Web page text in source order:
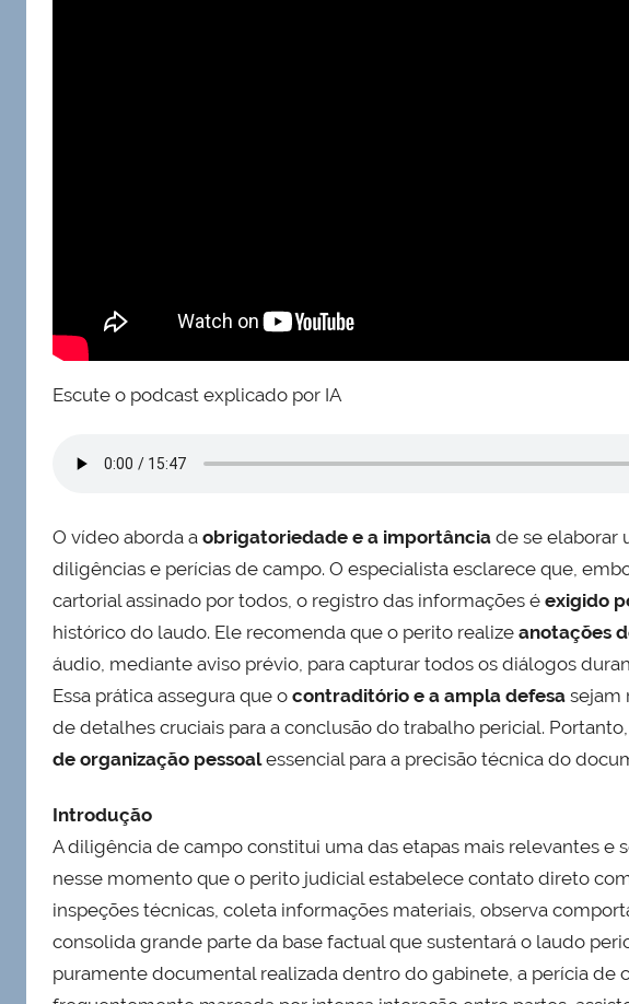
Escute o podcast explicado por IA
O vídeo aborda a obrigatoriedade e a importância de se elaborar
diligências e perícias de campo. O especialista esclarece que,
cartorial assinado por todos, o registro das informações é exigido
histórico do laudo. Ele recomenda que o perito realize anotações
áudio, mediante aviso prévio, para capturar todos os diálogos
Essa prática assegura que o contraditório e a ampla defesa sejam
de detalhes cruciais para a conclusão do trabalho pericial.
de organização pessoalessencial para a precisão técnica do
Introdução
A diligência de campo constitui uma das etapas mais relevantes e
nesse momento que o perito judicial estabelece contato direto
inspeções técnicas, coleta informações materiais, observa
consolida grande parte da base factual que sustentará o laudo
puramente documental realizada dentro do gabinete, a perícia de